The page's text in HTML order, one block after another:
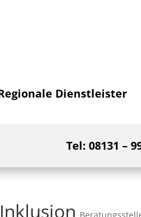
Dienstleister
Tel: 08131 –